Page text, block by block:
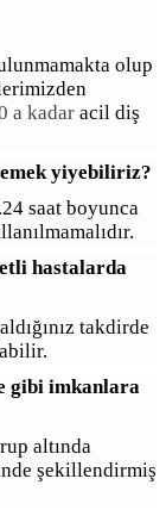
olup
a kadar acil diş
yiyebiliriz?
saat boyunca
hastalarda
takdirde
gibi imkanlara
altında
şekillendirmiş